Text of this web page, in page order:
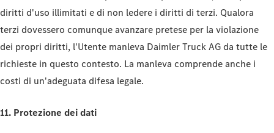
diritti d'uso illimitati e di non ledere i diritti di terzi. Qualora
terzi dovessero comunque avanzare pretese per la violazione
dei propri diritti, l'Utente manleva Daimler Truck AG da tutte le
richieste in questo contesto. La manleva comprende anche i
costi di un'adeguata difesa legale.
11. Protezione dei dati